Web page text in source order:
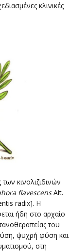
κλινικές
κινολιζιδινών
flavescensAit.
radix]. Η
ήδη στο αρχαίο
του
ψυχρή φύση και
στη